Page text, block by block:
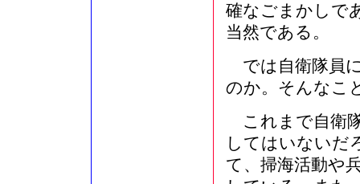
確なごまかしで
当然である。
では自衛隊員
のか。そんなこ
これまで自衛
してはいないだ
て、掃海活動や